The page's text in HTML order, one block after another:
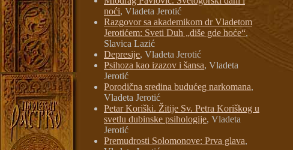
noći, Vladeta Jerotić
Razgovor sa akademikom dr Vladetom
Jerotićem: Sveti Duh „diše gde hoće“,
Slavica Lazić
Depresije, Vladeta Jerotić
Psihoza kao izazov i šansa, Vladeta
Jerotić
Porodična sredina budućeg narkomana,
Vladeta Jerotić
Petar Koriški. Žitije Sv. Petra Koriškog u
svetlu dubinske psihologije, Vladeta
Jerotić
Premudrosti Solomonove: Prva glava,